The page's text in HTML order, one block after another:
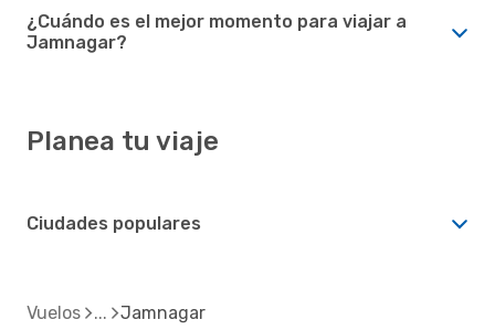
¿Cuándo es el mejor momento para viajar a
Jamnagar?
Planea tu viaje
Ciudades populares
Vuelos Jamnagar